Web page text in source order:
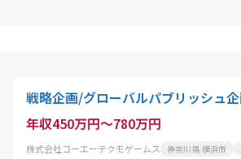
戦略企画/グローバルパブリッシュ
年収450万円～780万円
株式会社コーエーテクモゲームス 神奈川県 横浜市